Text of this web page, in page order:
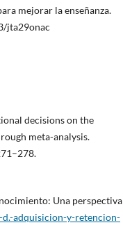
mejorar la enseñanza.
jta29onac
decisions on the
meta-analysis.
Una perspectiva
adquisicion-y-retencion-